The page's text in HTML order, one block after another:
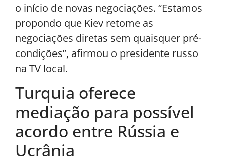
o início de novas negociações. “Estamos
propondo que Kiev retome as
negociações diretas sem quaisquer pré-
condições”, afirmou o presidente russo
na TV local.
Turquia oferece
mediação para possível
acordo entre Rússia e
Ucrânia